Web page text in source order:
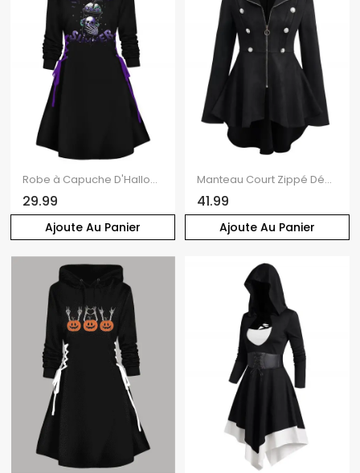
Ajoute Au Panier
Robe à Capuche D'Halloween Ligne A Crâne Coupe à Lacets à Côté
29.99
Ajoute Au Panier
Manteau Court Zippé Décoré de Bouton Manches Longues à Col Relevé en Faux Daim
41.99